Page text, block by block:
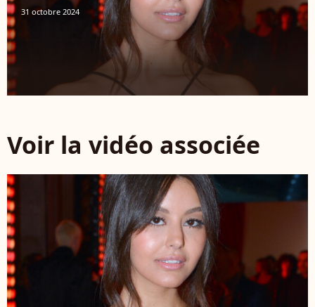
31 octobre 2024
Voir la vidéo associée